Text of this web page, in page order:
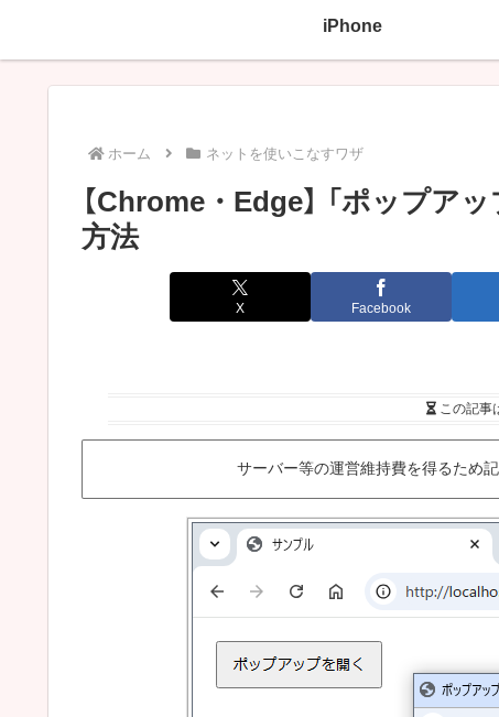
iPhone
ホーム ネットを使いこなすワザ
【Chrome・Edge】 「ポップア
方法
X Facebook
この記事
サーバー等の運営維持費を得るため